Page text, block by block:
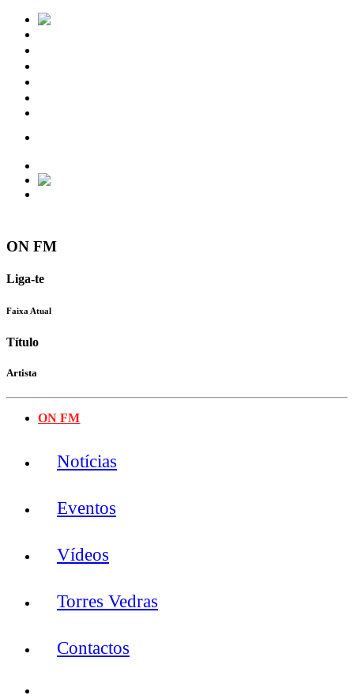
ON FM
Liga-te
Faixa Atual
Título
Artista
ON FM
Notícias
Eventos
Vídeos
Torres Vedras
Contactos